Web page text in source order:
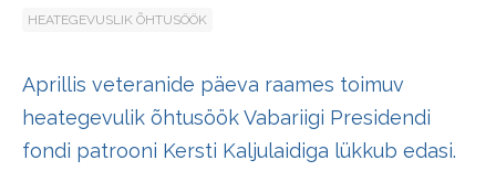
HEATEGEVUSLIK ÕHTUSÖÖK
Aprillis veteranide päeva raames toimuv
heategevulik õhtusöök Vabariigi Presidendi
fondi patrooni Kersti Kaljulaidiga lükkub edasi.